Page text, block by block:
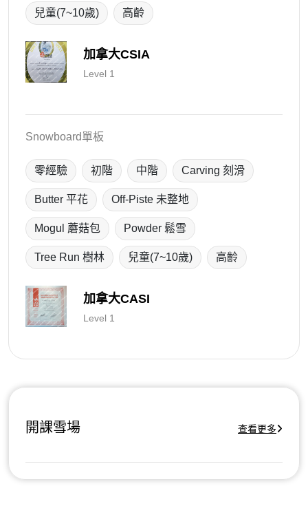
兒童(7~10歲) 高齡
加拿大CSIA
Level 1
Snowboard單板
零經驗 初階 中階 Carving 刻滑
Butter 平花 Off-Piste 未整地
Mogul 蘑菇包 Powder 鬆雪
Tree Run 樹林 兒童(7~10歲) 高齡
加拿大CASI
Level 1
開課雪場 查看更多